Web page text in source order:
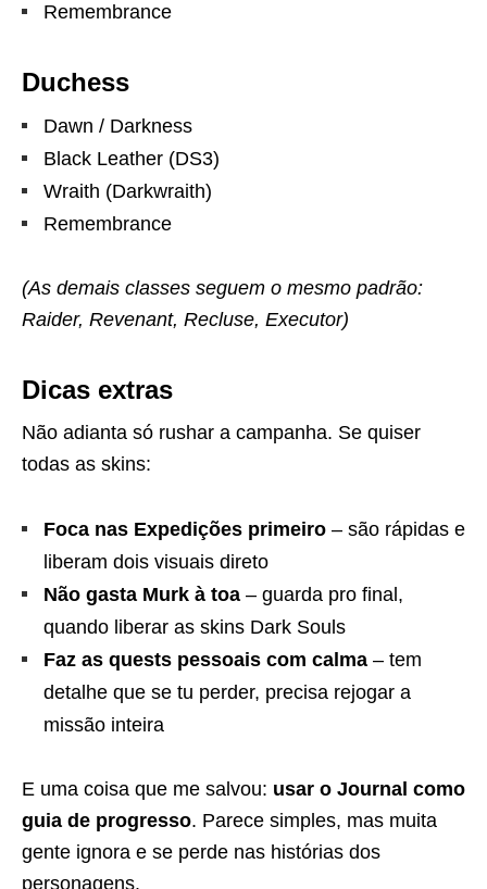
Remembrance
Duchess
Dawn / Darkness
Black Leather (DS3)
Wraith (Darkwraith)
Remembrance
(As demais classes seguem o mesmo padrão:
Raider, Revenant, Recluse, Executor)
Dicas extras
Não adianta só rushar a campanha. Se quiser
todas as skins:
Foca nas Expedições primeiro – são rápidas e
liberam dois visuais direto
Não gasta Murk à toa – guarda pro final,
quando liberar as skins Dark Souls
Faz as quests pessoais com calma – tem
detalhe que se tu perder, precisa rejogar a
missão inteira
E uma coisa que me salvou: usar o Journal como
guia de progresso. Parece simples, mas muita
gente ignora e se perde nas histórias dos
personagens.